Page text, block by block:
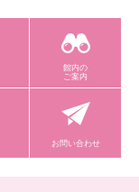
館内の
ご案内
お問い合わせ